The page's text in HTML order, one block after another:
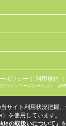
ポリシー ｜ 利用規約
ンケンコーポレーション 調
サイト利用状況把握
を使用しています。
の取扱いについて」